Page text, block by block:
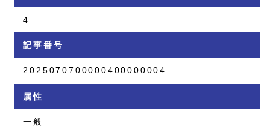
4
記事番号
2025070700000400000004
属性
一般